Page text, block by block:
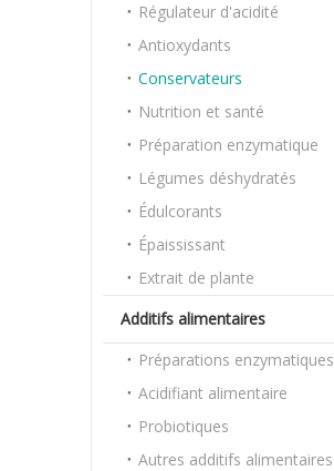
Régulateur d'acidité
Antioxydants
Conservateurs
Nutrition et santé
Préparation enzymatique
Légumes déshydratés
Édulcorants
Épaississant
Extrait de plante
Additifs alimentaires
Préparations enzymatiques
Acidifiant alimentaire
Probiotiques
Autres additifs alimentaires